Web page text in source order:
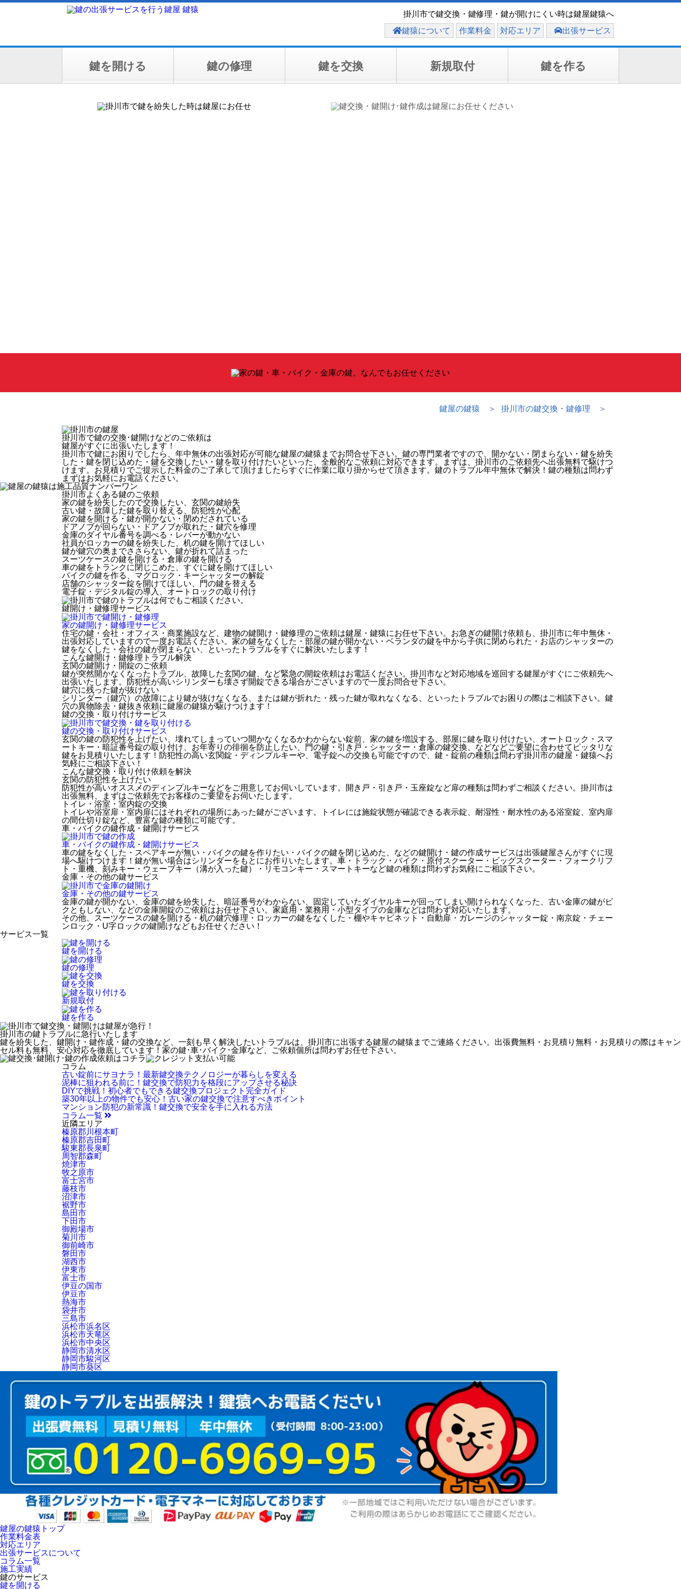
掛川市で鍵交換・鍵修理・鍵が開けにくい時は鍵屋鍵猿へ
鍵猿について
作業料金 対応エリア 出張サービス
鍵を開ける 鍵の修理 鍵を交換 新規取付 鍵を作る
鍵屋の鍵猿 掛川市の鍵交換・鍵修理
掛川市で鍵の交換･鍵開けなどのご依頼は
鍵屋がすぐに出張いたします！
掛川市で鍵にお困りでしたら、年中無休の出張対応が可能な鍵屋の鍵猿までお問合せ下さい。鍵の専門業者ですので、開かない・閉まらない・鍵を紛失
した・鍵を閉じ込めた・鍵を交換したい・鍵を取り付けたいといった、全般的なご依頼に対応できます。まずは、掛川市のご依頼先へ出張無料で駆けつ
けます。お見積りでご提示した料金のご了承して頂けましたらすぐに作業に取り掛からせて頂きます。鍵のトラブル年中無休で解決！鍵の種類は問わず
まずはお気軽にお電話ください。
掛川市よくある鍵のご依頼
家の鍵を紛失したので交換したい、玄関の鍵紛失
古い鍵・故障した鍵を取り替える、防犯性が心配
家の鍵を開ける・鍵が開かない・閉めだされている
ドアノブが回らない・ドアノブが取れた・鍵穴を修理
金庫のダイヤル番号を調べる・レバーが動かない
社員がロッカーの鍵を紛失した、机の鍵を開けてほしい
鍵が鍵穴の奥までささらない、鍵が折れて詰まった
スーツケースの鍵を開ける・倉庫の鍵を開ける
車の鍵をトランクに閉じこめた、すぐに鍵を開けてほしい
バイクの鍵を作る、マグロック・キーシャッターの解錠
店舗のシャッター錠を開けてほしい、門の鍵を替える
電子錠・デジタル錠の導入、オートロックの取り付け
鍵開け・鍵修理サービス
家の鍵開け・鍵修理サービス
住宅の鍵・会社・オフィス・商業施設など、建物の鍵開け・鍵修理のご依頼は鍵屋・鍵猿にお任せ下さい。お急ぎの鍵開け依頼も、掛川市に年中無休・
出張対応していますので一度お電話ください。家の鍵をなくした・部屋の鍵が開かない・ベランダの鍵を中から子供に閉められた・お店のシャッターの
鍵をなくした・会社の鍵が閉まらない、といったトラブルをすぐに解決いたします！
こんな鍵開け・鍵修理トラブル解決
玄関の鍵開け・開錠のご依頼
鍵が突然開かなくなったトラブル、故障した玄関の鍵、など緊急の開錠依頼はお電話ください。掛川市など対応地域を巡回する鍵屋がすぐにご依頼先へ
出張いたします。防犯性が高いシリンダーも壊さず開錠できる場合がございますので一度お問合せ下さい。
鍵穴に残った鍵が抜けない
シリンダー（鍵穴）の故障により鍵が抜けなくなる、または鍵が折れた・残った鍵が取れなくなる、といったトラブルでお困りの際はご相談下さい。鍵
穴の異物除去・鍵抜き依頼に鍵屋の鍵猿が駆けつけます！
鍵の交換・取り付けサービス
鍵の交換・取り付けサービス
玄関の鍵の防犯性を上げたい、壊れてしまっていつ開かなくなるかわからない錠前、家の鍵を増設する、部屋に鍵を取り付けたい、オートロック・スマ
ートキー・暗証番号錠の取り付け、お年寄りの徘徊を防止したい、門の鍵・引き戸・シャッター・倉庫の鍵交換、などなどご要望に合わせてピッタリな
鍵をお見積りいたします！防犯性の高い玄関錠・ディンプルキーや、電子錠への交換も可能ですので、鍵・錠前の種類は問わず掛川市の鍵屋・鍵猿へお
気軽にご相談下さい！
こんな鍵交換・取り付け依頼を解決
玄関の防犯性を上げたい
防犯性が高いオススメのディンプルキーなどをご用意してお伺いしています。開き戸・引き戸・玉座錠など扉の種類は問わずご相談ください。掛川市は
出張無料、まずはご依頼先でお客様のご要望をお伺いたします。
トイレ・浴室・室内錠の交換
トイレや浴室扉・室内扉にはそれぞれの場所にあった鍵がございます。トイレには施錠状態が確認できる表示錠、耐湿性・耐水性のある浴室錠、室内扉
の間仕切り錠など、豊富な鍵の種類に可能です。
車・バイクの鍵作成・鍵開けサービス
車・バイクの鍵作成・鍵開けサービス
車の鍵をなくした・スペアキーが無い・バイクの鍵を作りたい・バイクの鍵を閉じ込めた、などの鍵開け・鍵の作成サービスは出張鍵屋さんがすぐに現
場へ駆けつけます！鍵が無い場合はシリンダーをもとにお作りいたします。車・トラック・バイク・原付スクーター・ビッグスクーター・フォークリフ
ト・重機、刻みキー・ウェーブキー（溝が入った鍵）・リモコンキー・スマートキーなど鍵の種類は問わずお気軽にご相談下さい。
金庫・その他の鍵サービス
金庫・その他の鍵サービス
金庫の鍵が開かない、金庫の鍵を紛失した、暗証番号がわからない、固定していたダイヤルキーが回ってしまい開けられなくなった、古い金庫の鍵がビ
クともしない、などの金庫開錠のご依頼はお任せ下さい。家庭用・業務用・小型タイプの金庫などは問わず対応いたします。
その他、スーツケースの鍵を開ける・机の鍵穴修理・ロッカーの鍵をなくした・棚やキャビネット・自動扉・ガレージのシャッター錠・南京錠・チェー
ンロック・U字ロックの鍵開けなどもお任せください！
サービス一覧
鍵を開ける
鍵の修理
鍵を交換
新規取付
鍵を作る
掛川市の鍵トラブルに急行いたします
鍵を紛失した、鍵開け・鍵作成・鍵の交換など、一刻も早く解決したいトラブルは、掛川市に出張する鍵屋の鍵猿までご連絡ください。出張費無料・お見積り無料・お見積りの際はキャン
セル料も無料、安心対応を徹底しています！家の鍵･車･バイク･金庫など、ご依頼個所は問わずお任せ下さい。
コラム
古い錠前にサヨナラ！最新鍵交換テクノロジーが暮らしを変える
泥棒に狙われる前に！鍵交換で防犯力を格段にアップさせる秘訣
DIYで挑戦！初心者でもできる鍵交換プロジェクト完全ガイド
築30年以上の物件でも安心！古い家の鍵交換で注意すべきポイント
マンション防犯の新常識！鍵交換で安全を手に入れる方法
コラム一覧
近隣エリア
榛原郡川根本町
榛原郡吉田町
駿東郡長泉町
周智郡森町
焼津市
牧之原市
富士宮市
藤枝市
沼津市
裾野市
島田市
下田市
御殿場市
菊川市
御前崎市
磐田市
湖西市
伊東市
富士市
伊豆の国市
伊豆市
熱海市
袋井市
三島市
浜松市浜名区
浜松市天竜区
浜松市中央区
静岡市清水区
静岡市駿河区
静岡市葵区
鍵屋の鍵猿トップ
作業料金表
対応エリア
出張サービスについて
コラム一覧
施工実績
鍵のサービス
鍵を開ける